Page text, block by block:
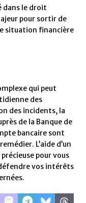
dans le droit
pour sortir de
situation financière
qui peut
des
des incidents, la
de la Banque de
bancaire sont
L’aide d’un
pour vous
vos intérêts